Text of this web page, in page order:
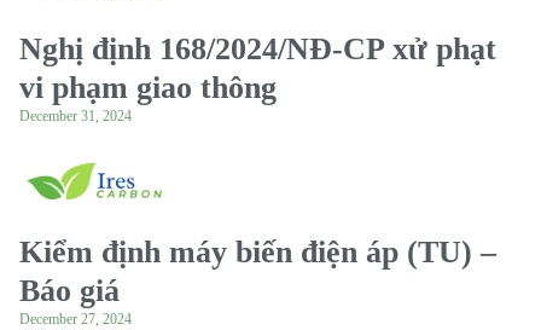
Nghị định 168/2024/NĐ-CP xử phạt
vi phạm giao thông
December 31, 2024
Kiểm định máy biến điện áp (TU) –
Báo giá
December 27, 2024